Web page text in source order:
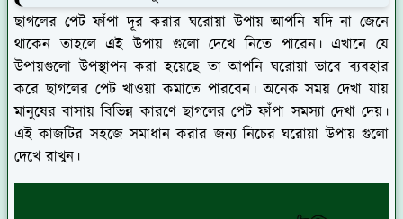
ছাগলের পেট ফাঁপা দূর করার ঘরোয়া উপায় আপনি যদি না জেনে
থাকেন তাহলে এই উপায় গুলো দেখে নিতে পারেন। এখানে যে
উপায়গুলো উপস্থাপন করা হয়েছে তা আপনি ঘরোয়া ভাবে ব্যবহার
করে ছাগলের পেট খাওয়া কমাতে পারবেন। অনেক সময় দেখা যায়
মানুষের বাসায় বিভিন্ন কারণে ছাগলের পেট ফাঁপা সমস্যা দেখা দেয়।
এই কাজটির সহজে সমাধান করার জন্য নিচের ঘরোয়া উপায় গুলো
দেখে রাখুন।